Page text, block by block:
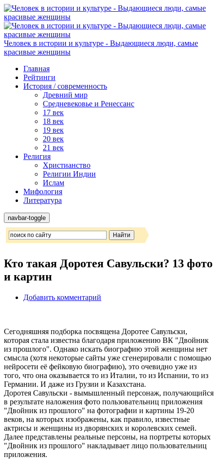
Человек в истории и культуре - Выдающиеся люди, самые
красивые женщины
Главная
Рейтинги
История / современность
Древний мир
Средневековье и Ренессанс
17 век
18 век
19 век
20 век
21 век
Религия
Христианство
Религии Индии
Ислам
Мифология
Литература
navbar-toggle
Кто такая Доротея Савульски? 13 фото
и картин
Добавить комментарий
Сегодняшняя подборка посвящена Доротее Савульски,
которая стала известна благодаря приложению ВК "Двойник
из прошлого". Однако искать биографию этой женщины нет
смысла (хотя некоторые сайты уже сгенерировали с помощью
нейросети её фейковую биографию), это очевидно уже из
того, что она оказывается то из Италии, то из Испании, то из
Германии. И даже из Грузии и Казахстана.
Доротея Савульски - вымышленный персонаж, получающийся
в результате наложения фото пользовательниц приложения
"Двойник из прошлого" на фотографии и картины 19-20
веков, на которых изображены, как правило, известные
актрисы и женщины из дворянских и королевских семей.
Далее представлены реальные персоны, на портреты которых
"Двойник из прошлого" накладывает лицо пользовательниц
приложения.